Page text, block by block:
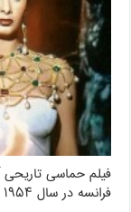
فیلم حماسی تاریحی
فرانسه در سال ۱۹۵۴ به کارگردانی پیترو فرانچیشی ساخته …